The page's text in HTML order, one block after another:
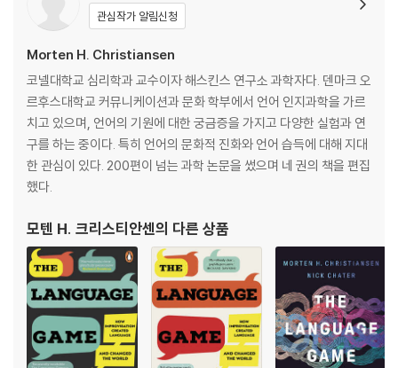
· How language gave us a big brain and changed the course of
evolution.
· How language doesn't limit, but does shape, how we think.
·And ultimately, why all we know about language should give u
s hope.
Christiansen and Chater's The Language Game draws on
a fascinating range of examples to show the way languag
e works, has shaped our evolution and is critical to our fut
관심작가 알림신청
Morten H. Christiansen
코넬대학교 심리학과 교수이자 해스킨스 연구소 과학자다. 덴마크 오
르후스대학교 커뮤니케이션과 문화 학부에서 언어 인지과학을 가르
치고 있으며, 언어의 기원에 대한 궁금증을 가지고 다양한 실험과 연
구를 하는 중이다. 특히 언어의 문화적 진화와 언어 습득에 대해 지대
한 관심이 있다. 200편이 넘는 과학 논문을 썼으며 네 권의 책을 편집
했다.
모텐 H. 크리스티안센의 다른 상품